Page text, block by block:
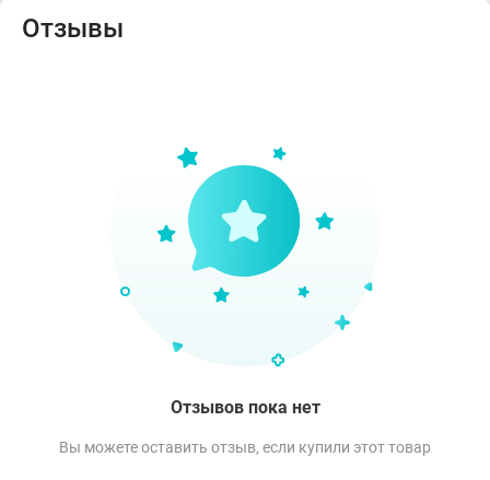
Отзывы
Отзывов пока нет
Вы можете оставить отзыв, если купили этот товар